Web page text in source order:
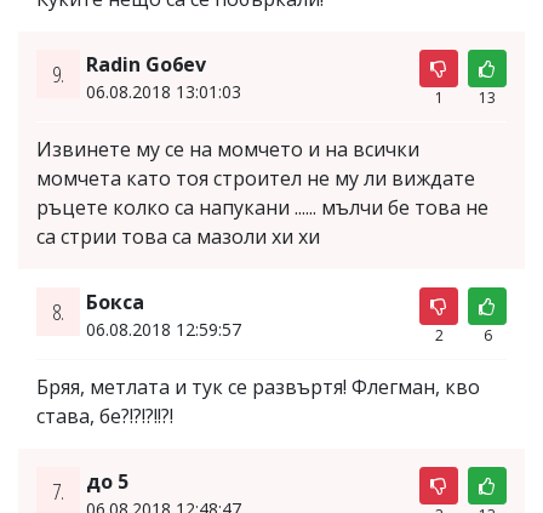
9. Radin Go6ev
06.08.2018 13:01:03 1 13
Извинете му се на момчето и на всички
момчета като тоя строител не му ли виждате
ръцете колко са напукани ...... мълчи бе това не
са стрии това са мазоли хи хи
8. Бокса
06.08.2018 12:59:57 2 6
Бряя, метлата и тук се развъртя! Флегман, кво
става, бе?!?!?!!?!
7. до 5